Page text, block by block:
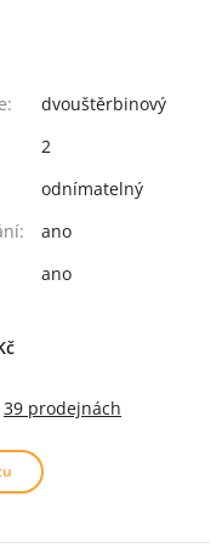
dvouštěrbinový
2
odnímatelný
ano
ano
39 prodejnách